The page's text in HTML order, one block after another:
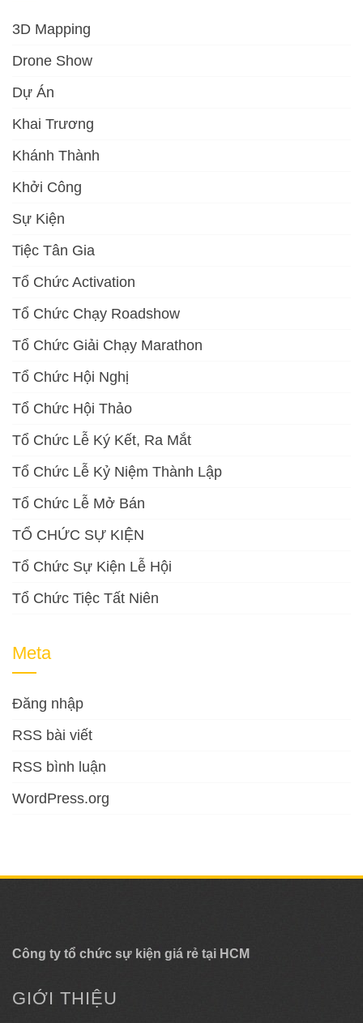
3D Mapping
Drone Show
Dự Án
Khai Trương
Khánh Thành
Khởi Công
Sự Kiện
Tiệc Tân Gia
Tổ Chức Activation
Tổ Chức Chạy Roadshow
Tổ Chức Giải Chạy Marathon
Tổ Chức Hội Nghị
Tổ Chức Hội Thảo
Tổ Chức Lễ Ký Kết, Ra Mắt
Tổ Chức Lễ Kỷ Niệm Thành Lập
Tổ Chức Lễ Mở Bán
TỔ CHỨC SỰ KIỆN
Tổ Chức Sự Kiện Lễ Hội
Tổ Chức Tiệc Tất Niên
Meta
Đăng nhập
RSS bài viết
RSS bình luận
WordPress.org
Công ty tổ chức sự kiện giá rẻ tại HCM
GIỚI THIỆU